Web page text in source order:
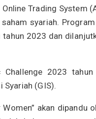
Trading System
syariah.
tahun 2023 dan
Challenge 2023
Syariah (GIS).
akan dipandu